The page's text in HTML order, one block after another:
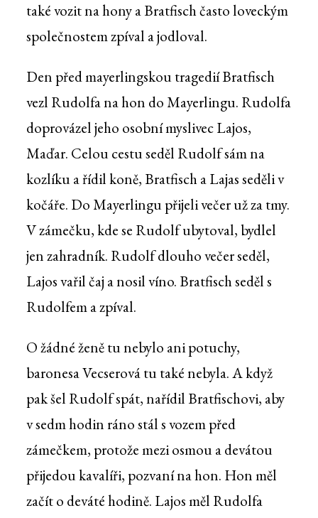
také vozit na hony a Bratfisch často loveckým
společnostem zpíval a jodloval.
Den před mayerlingskou tragedií Bratfisch
vezl Rudolfa na hon do Mayerlingu. Rudolfa
doprovázel jeho osobní myslivec Lajos,
Maďar. Celou cestu seděl Rudolf sám na
kozlíku a řídil koně, Bratfisch a Lajas seděli v
kočáře. Do Mayerlingu přijeli večer už za tmy.
V zámečku, kde se Rudolf ubytoval, bydlel
jen zahradník. Rudolf dlouho večer seděl,
Lajos vařil čaj a nosil víno. Bratfisch seděl s
Rudolfem a zpíval.
O žádné ženě tu nebylo ani potuchy,
baronesa Vecserová tu také nebyla. A když
pak šel Rudolf spát, nařídil Bratfischovi, aby
v sedm hodin ráno stál s vozem před
zámečkem, protože mezi osmou a devátou
přijedou kavalíři, pozvaní na hon. Hon měl
začít o deváté hodině. Lajos měl Rudolfa